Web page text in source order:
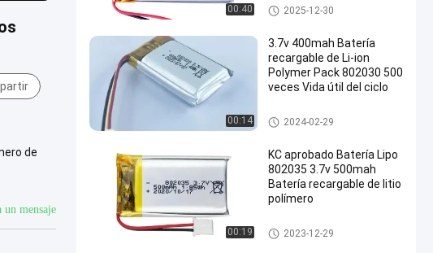
de
un mensaje
00:40 Batería recargable
2025-12-30
00:14
3.7v 400mah Batería
recargable de Li-ion
Polymer Pack 802030 500
veces Vida útil del ciclo
Batería del polímero de litio
2024-02-29
00:19
KC aprobado Batería Lipo
802035 3.7v 500mah
Batería recargable de litio
polímero
Batería del polímero de litio
2023-12-29